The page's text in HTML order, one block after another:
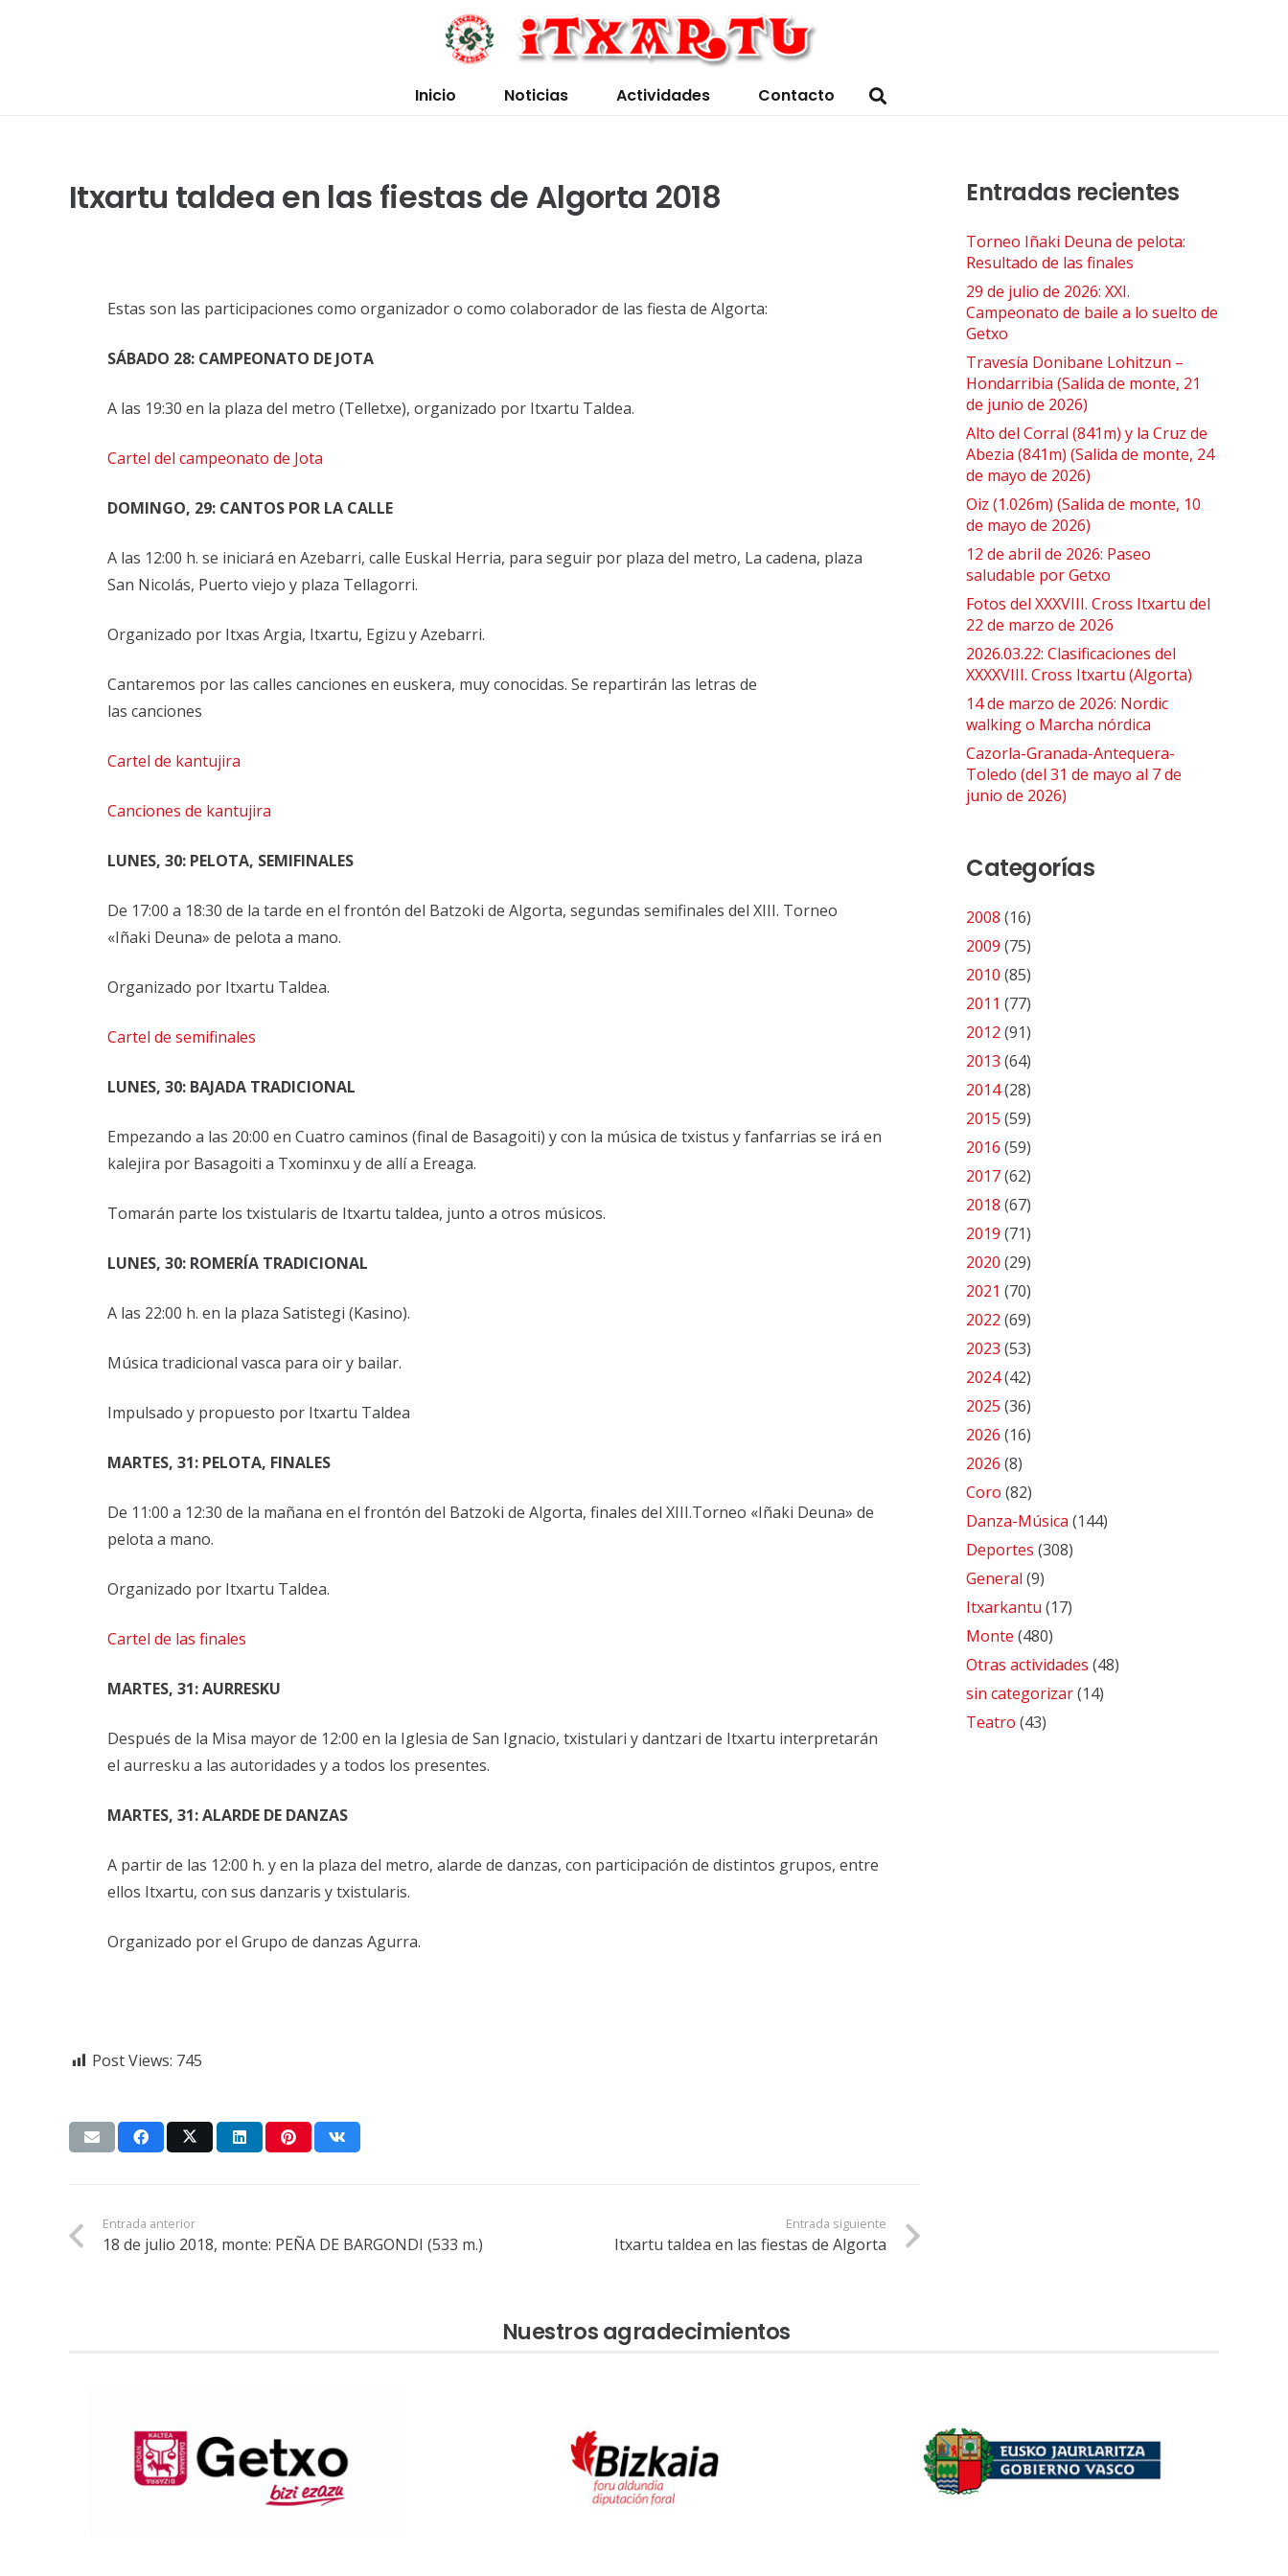
Inicio Noticias Actividades Contacto
Itxartu taldea en las fiestas de Algorta 2018
Estas son las participaciones como organizador o como colaborador de las fiesta de Algorta:
SÁBADO 28: CAMPEONATO DE JOTA
A las 19:30 en la plaza del metro (Telletxe), organizado por Itxartu Taldea.
Cartel del campeonato de Jota
DOMINGO, 29: CANTOS POR LA CALLE
A las 12:00 h. se iniciará en Azebarri, calle Euskal Herria, para seguir por plaza del metro, La cadena, plaza
San Nicolás, Puerto viejo y plaza Tellagorri.
Organizado por Itxas Argia, Itxartu, Egizu y Azebarri.
Cantaremos por las calles canciones en euskera, muy conocidas. Se repartirán las letras de
las canciones
Cartel de kantujira
Canciones de kantujira
LUNES, 30: PELOTA, SEMIFINALES
De 17:00 a 18:30 de la tarde en el frontón del Batzoki de Algorta, segundas semifinales del XIII. Torneo
«Iñaki Deuna» de pelota a mano.
Organizado por Itxartu Taldea.
Cartel de semifinales
LUNES, 30: BAJADA TRADICIONAL
Empezando a las 20:00 en Cuatro caminos (final de Basagoiti) y con la música de txistus y fanfarrias se irá en
kalejira por Basagoiti a Txominxu y de allí a Ereaga.
Tomarán parte los txistularis de Itxartu taldea, junto a otros músicos.
LUNES, 30: ROMERÍA TRADICIONAL
A las 22:00 h. en la plaza Satistegi (Kasino).
Música tradicional vasca para oir y bailar.
Impulsado y propuesto por Itxartu Taldea
MARTES, 31: PELOTA, FINALES
De 11:00 a 12:30 de la mañana en el frontón del Batzoki de Algorta, finales del XIII.Torneo «Iñaki Deuna» de
pelota a mano.
Organizado por Itxartu Taldea.
Cartel de las finales
MARTES, 31: AURRESKU
Después de la Misa mayor de 12:00 en la Iglesia de San Ignacio, txistulari y dantzari de Itxartu interpretarán
el aurresku a las autoridades y a todos los presentes.
MARTES, 31: ALARDE DE DANZAS
A partir de las 12:00 h. y en la plaza del metro, alarde de danzas, con participación de distintos grupos, entre
ellos Itxartu, con sus danzaris y txistularis.
Organizado por el Grupo de danzas Agurra.
Post Views: 745
Entrada anterior
18 de julio 2018, monte: PEÑA DE BARGONDI (533 m.)
Entrada siguiente
Itxartu taldea en las fiestas de Algorta
Entradas recientes
Torneo Iñaki Deuna de pelota:
Resultado de las finales
29 de julio de 2026: XXI.
Campeonato de baile a lo suelto de
Getxo
Travesía Donibane Lohitzun –
Hondarribia (Salida de monte, 21
de junio de 2026)
Alto del Corral (841m) y la Cruz de
Abezia (841m) (Salida de monte, 24
de mayo de 2026)
Oiz (1.026m) (Salida de monte, 10
de mayo de 2026)
12 de abril de 2026: Paseo
saludable por Getxo
Fotos del XXXVIII. Cross Itxartu del
22 de marzo de 2026
2026.03.22: Clasificaciones del
XXXXVIII. Cross Itxartu (Algorta)
14 de marzo de 2026: Nordic
walking o Marcha nórdica
Cazorla-Granada-Antequera-
Toledo (del 31 de mayo al 7 de
junio de 2026)
Categorías
2008 (16)
2009 (75)
2010 (85)
2011 (77)
2012 (91)
2013 (64)
2014(28)
2015 (59)
2016 (59)
2017(62)
2018 (67)
2019 (71)
2020 (29)
2021 (70)
2022 (69)
2023 (53)
2024(42)
2025 (36)
2026 (16)
2026 (8)
Coro (82)
Danza-Música (144)
Deportes (308)
General (9)
Itxarkantu (17)
Monte (480)
Otras actividades (48)
sin categorizar(14)
Teatro (43)
Nuestros agradecimientos